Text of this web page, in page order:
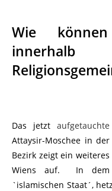
Wie
Das jetzt
Attaysir-Moschee in
Bezirk zeigt ein
Wiens auf. In dem
`islamischen Staat´,